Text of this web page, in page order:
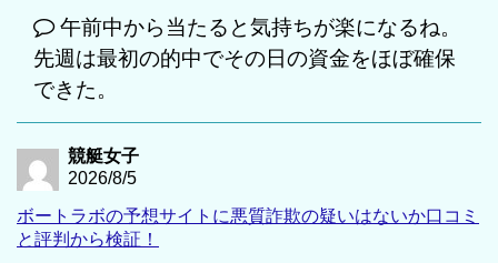
午前中から当たると気持ちが楽になるね。
先週は最初の的中でその日の資金をほぼ確保
できた。
競艇女子
2026/8/5
ボートラボの予想サイトに悪質詐欺の疑いはないか口コミ
と評判から検証！